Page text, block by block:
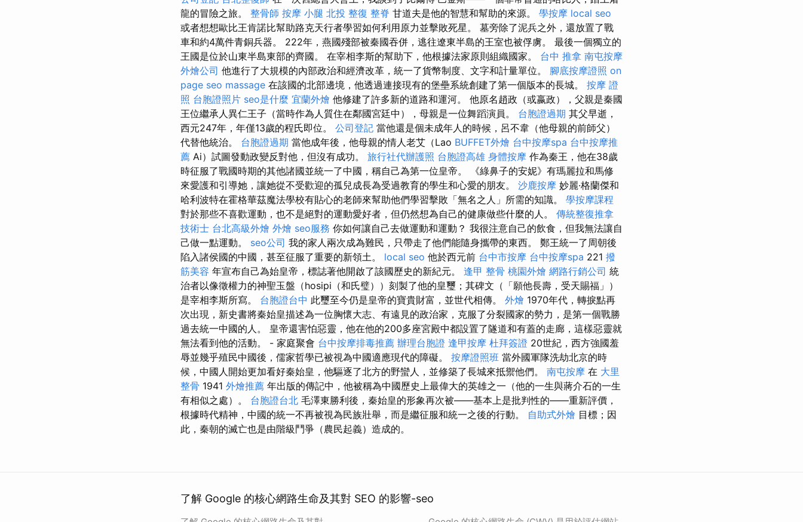
龍的冒險之旅。 整骨師 按摩 小腿 北投 整復 整脊 甘道夫是他的智慧和幫助的來源。 學按摩 local seo
或者想想歐比王肯諾比幫助路克天行者學習如何利用原力並擊敗死星。 墓旁除了泥兵之外，還放置了戰
車和約4萬件青銅兵器。 222年，燕國殘部被秦國吞併，逃往遼東半島的王室也被俘虜。 最後一個獨立的
王國是位於山東半島東部的齊國。 在宰相李斯的幫助下，他根據法家原則組織國家。 台中 推拿 南屯按摩
外燴公司 他進行了大規模的內部政治和經濟改革，統一了貨幣制度、文字和計量單位。 腳底按摩證照 on
page seo massage 在該國的北部邊境，他透過連接現有的堡壘系統創建了第一個版本的長城。 按摩 證
照 台胞證照片 seo是什麼 宜蘭外燴 他修建了許多新的道路和運河。 他原名趙政（或嬴政），父親是秦國
王位繼承人異仁王子（當時作為人質住在鄰國宮廷中），母親是一位舞蹈演員。 台胞證過期 其父早逝，
西元247年，年僅13歲的程氏即位。 公司登記 當他還是個未成年人的時候，呂不韋（他母親的前師父）
代替他統治。 台胞證過期 當他成年後，他母親的情人老艾（Lao BUFFET外燴 台中按摩spa 台中按摩推
薦 Ai）試圖發動政變反對他，但沒有成功。 旅行社代辦護照 台胞證高雄 身體按摩 作為秦王，他在38歲
時征服了戰國時期的其他諸國並​​統一了中國，稱自己為第一位皇帝。 《綠鼻子的安妮》有瑪麗拉和馬修
來愛護和引導她，讓她從不受歡迎的孤兒成長為受過教育的學生和心愛的朋友。 沙鹿按摩 妙麗·格蘭傑和
哈利波特在霍格華茲魔法學校有貼心的老師來幫助他們學習擊敗「無名之人」所需的知識。 學按摩課程
對於那些不喜歡運動，也不是絕對的運動愛好者，但仍然想為自己的健康做些什麼的人。 傳統整復推拿
技術士 台北高級外燴 外燴 seo服務 你如何讓自己去做運動和運動？ 我很注意自己的飲食，但我無法讓自
己做一點運動。 seo公司 我的家人兩次成為難民，只帶走了他們能隨身攜帶的東西。 鄭王統一了周朝後
陷入諸侯國的中國，甚至征服了重要的新領土。 local seo 他於西元前 台中市按摩 台中按摩spa 221 撥
筋美容 年宣布自己為始皇帝，標誌著他開啟了該國歷史的新紀元。 逢甲 整骨 桃園外燴 網路行銷公司 統
治者以像徵權力的神聖玉盤（hosipi（和氏璧））刻製了他的皇璽；其碑文（「願他長壽，受天賜福」）
是宰相李斯所寫。 台胞證台中 此璽至今仍是皇帝的寶貴財富，並世代相傳。 外燴 1970年代，轉捩點再
次出現，新史書將秦始皇描述為一位胸懷大志、有遠見的政治家，克服了分裂國家的勢力，是第一個戰勝
過去統一中國的人。 皇帝還害怕惡靈，他在他的200多座宮殿中都設置了隧道和有蓋的走廊，這樣惡靈就
無法看到他的活動。 - 家庭聚會 台中按摩排毒推薦 辦理台胞證 逢甲按摩 杜拜簽證 20世紀，西方強國羞
辱並幾乎殖民中國後，儒家哲學已被視為中國適應現代的障礙。 按摩證照班 當外國軍隊洗劫北京的時
候，中國人開始更加看好秦始皇，他驅逐了北方的野蠻人，並修築了長城來抵禦他們。 南屯按摩 在 大里
整骨 1941 外燴推薦 年出版的傳記中，他被稱為中國歷史上最偉大的英雄之一（他的一生與蔣介石的一生
有相似之處）。 台胞證台北 毛澤東勝利後，秦始皇的形象再次被——基本上是批判性的——重新評價，
根據時代精神，中國的統一不再被視為民族壯舉，而是繼征服和統一之後的行動。 自助式外燴 目標；因
此，秦朝的滅亡也是由階級鬥爭（農民起義）造成的。
了解 Google 的核心網路生命及其對 SEO 的影響-seo